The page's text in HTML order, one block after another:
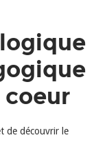
de découvrir le